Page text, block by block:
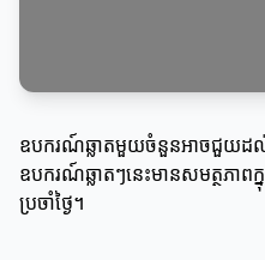
ឧបករណ៍ឆ្លាតមួយចំនួនអាចជួយដល់ក
ឧបករណ៍ឆ្លាតៗនេះមានសមត្ថភាពក្
ប្រចាំថ្ងៃ។